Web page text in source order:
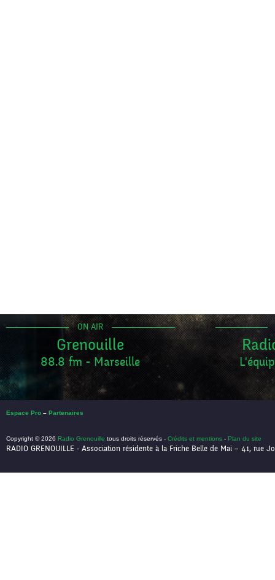
ON AIR
Grenouille
88.8 fm - Marseille
Espace Pro – Partenaires
Copyright © 2026 Radio Grenouille tous droits réservés - Crédits et mentions - Plan du site
RADIO GRENOUILLE - Association résidente à la Friche Belle de Mai – 41, rue